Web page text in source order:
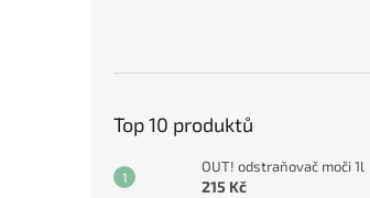
Top 10 produktů
OUT! odstraňovač moči 1l
215 Kč